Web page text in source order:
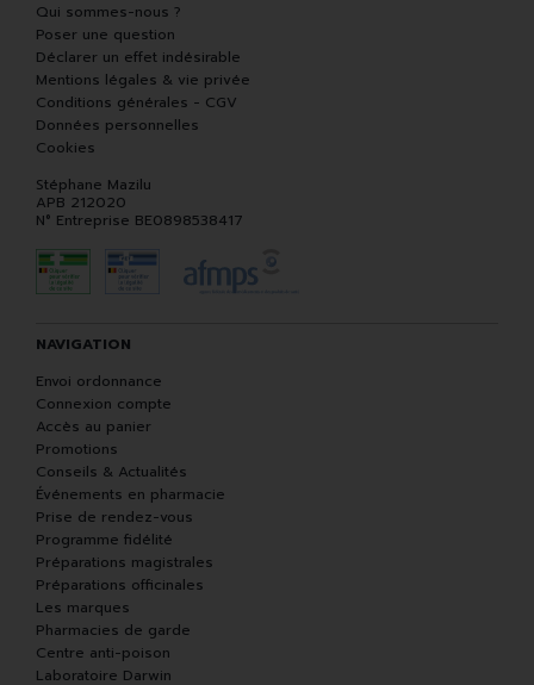
Qui sommes-nous ?
Poser une question
Déclarer un effet indésirable
Mentions légales & vie privée
Conditions générales - CGV
Données personnelles
Cookies
Stéphane Mazilu
APB 212020
N° Entreprise BE0898538417
NAVIGATION
Envoi ordonnance
Connexion compte
Accès au panier
Promotions
Conseils & Actualités
Événements en pharmacie
Prise de rendez-vous
Programme fidélité
Préparations magistrales
Préparations officinales
Les marques
Pharmacies de garde
Centre anti-poison
Laboratoire Darwin